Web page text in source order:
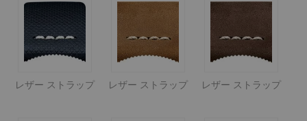
レザー ストラップ レザー ストラップ レザー ストラップ